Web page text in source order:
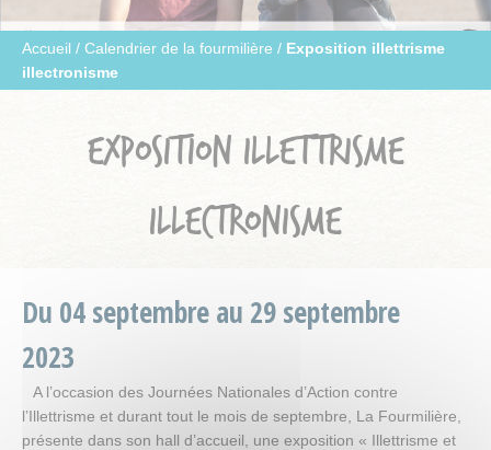
Accueil / Calendrier de la fourmilière / Exposition illettrisme
illectronisme
EXPOSITION ILLETTRISME
ILLECTRONISME
Du 04septembreau 29septembre
2023
A l’occasion des Journées Nationales d’Action contre
l’Illettrisme et durant tout le mois de septembre, La Fourmilière,
présente dans son hall d’accueil, une exposition « Illettrisme et